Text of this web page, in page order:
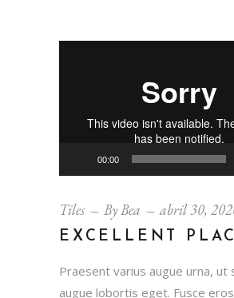
00:00
Tiles ByBea abril 30,
EXCELLENT
Praesent varius augue urna, ut
augue lobortis eget. Fusce